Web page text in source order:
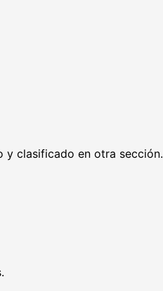
y clasificado en otra sección.